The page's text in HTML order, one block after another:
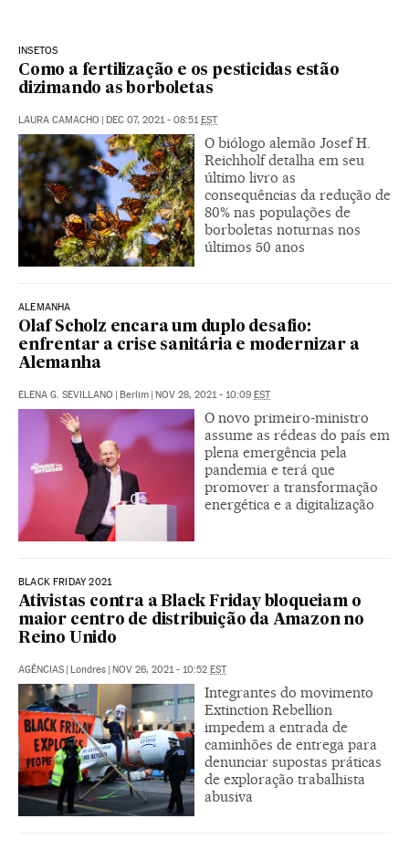
INSETOS
Como a fertilização e os pesticidas estão
dizimando as borboletas
LAURA CAMACHO DEC 07, 2021 - 08:51 EST
O biólogo alemão Josef H.
Reichholf detalha em seu
último livro as
consequências da redução de
80% nas populações de
borboletas noturnas nos
últimos 50 anos
ALEMANHA
Olaf Scholz encara um duplo desafio:
enfrentar a crise sanitária e modernizar a
Alemanha
ELENA G. SEVILLANO Berlim NOV 28, 2021 - 10:09 EST
O novo primeiro-ministro
assume as rédeas do país em
plena emergência pela
pandemia e terá que
promover a transformação
energética e a digitalização
BLACK FRIDAY 2021
Ativistas contra a Black Friday bloqueiam o
maior centro de distribuição da Amazon no
Reino Unido
AGÊNCIAS | Londres | NOV 26, 2021 - 10:52 EST
Integrantes do movimento
Extinction Rebellion
impedem a entrada de
caminhões de entrega para
denunciar supostas práticas
de exploração trabalhista
abusiva